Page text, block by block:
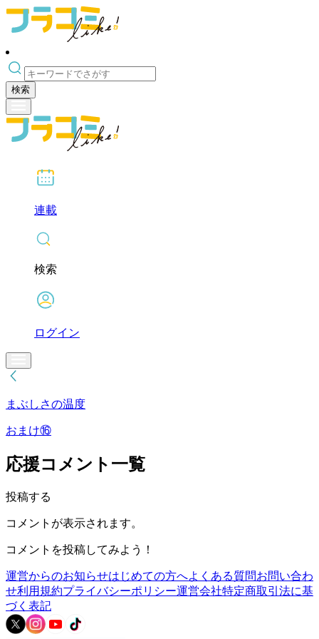
検索
連載
検索
ログイン
まぶしさの温度
おまけ⑯
応援コメント一覧
投稿する
コメントが表示されます。
コメントを投稿してみよう！
運営からのお知らせはじめての方へよくある質問お問い合わ
せ利用規約プライバシーポリシー運営会社特定商取引法に基
づく表記